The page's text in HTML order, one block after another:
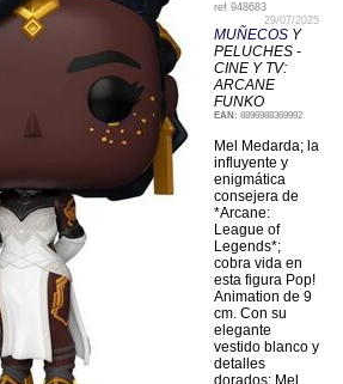
ref 948683
29/07/2025
MUÑECOS Y
PELUCHES -
CINE Y TV:
ARCANE
FUNKO
EAN: 8896988369992
Mel Medarda; la
influyente y
enigmática
consejera de
*Arcane:
League of
Legends*;
cobra vida en
esta figura Pop!
Animation de 9
cm. Con su
elegante
vestido blanco y
detalles